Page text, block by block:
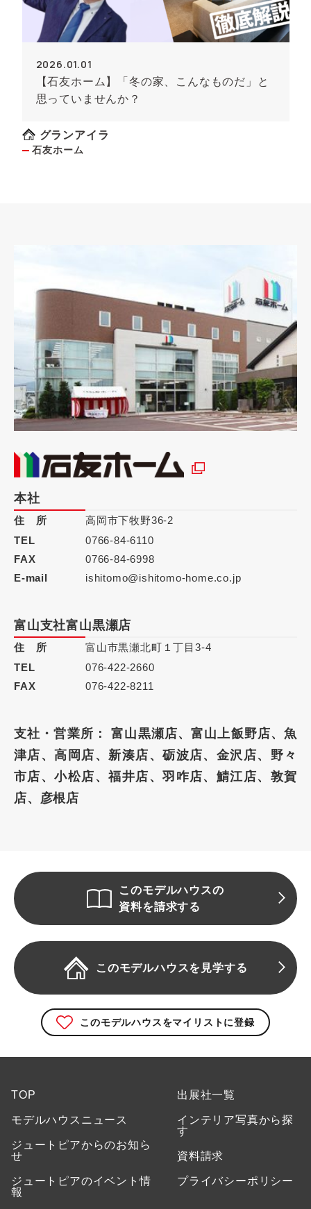
2026.01.01
【石友ホーム】「冬の家、こんなものだ」と
思っていませんか？
グランアイラ
石友ホーム
本社
住 所
高岡市下牧野36-2
TEL
0766-84-6110
FAX
0766-84-6998
E-mail
ishitomo@ishitomo-home.co.jp
富山支社富山黒瀬店
住 所
富山市黒瀬北町１丁目3-4
TEL
076-422-2660
FAX
076-422-8211
支社・営業所： 富山黒瀬店、富山上飯野店、魚
津店、高岡店、新湊店、砺波店、金沢店、野々
市店、小松店、福井店、羽咋店、鯖江店、敦賀
店、彦根店
このモデルハウスの
資料を請求する
このモデルハウスを見学する
このモデルハウスをマイリストに登録
TOP
モデルハウスニュース
ジュートピアからのお知ら
せ
ジュートピアのイベント情
報
出展社一覧
インテリア写真から探
す
資料請求
プライバシーポリシー